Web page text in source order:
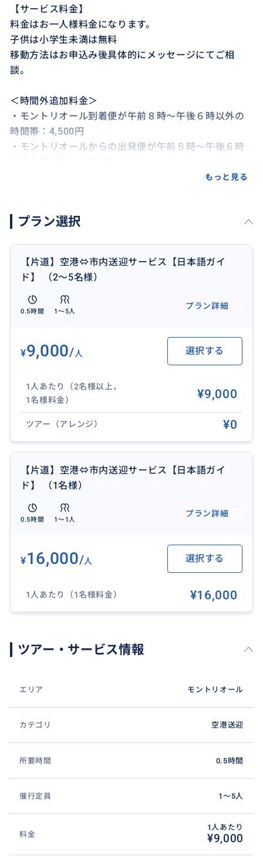
【サービス料金】
料金はお一人様料金になります。
子供は小学生未満は無料
移動方法はお申込み後具体的にメッセージにてご相
談。
＜時間外追加料金＞
・モントリオール到着便が午前８時～午後６時以外の
時間帯：4,500円
・モントリオールからの出発便が午前８時～午後６時
★タクシーにて移動をご希望の場合
★公共交通にて移動をご希望の場合
空港⇔モントリオール市内の宿泊先：11.25＄
※タクシー移動をご希望される方で「ダウンタウン地
金でない為、事前にお知らせすることが出来ません。
※宿泊される場所がダウンタウン地区であるかどうか
【ポイント】
・空港でチェックインサポートをいたします。
・空港で両替サポートをいたします。
・ホテルでチェックインサポートをいたします。
・空港⇒宿泊施設移動間に簡単なモントリオール案内
を致します。
もっと見る
プラン選択
【片道】空港⇔市内送迎サービス【日本語ガイ
ド】 （2～5名様）
0.5時間 1〜5人
プラン詳細
¥9,000/人 選択する
1人あたり（2名様以上、
1名様料金）
¥9,000
ツアー（アレンジ） ¥0
【片道】空港⇔市内送迎サービス【日本語ガイ
ド】 （1名様）
0.5時間 1〜1人
プラン詳細
¥16,000/人 選択する
1人あたり（1名様料金） ¥16,000
ツアー・サービス情報
エリア モントリオール
カテゴリ 空港送迎
所要時間 0.5時間
催行定員 1〜5人
料金
1人あたり
¥9,000